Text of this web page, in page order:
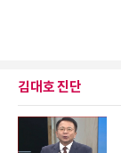
김대호 진단